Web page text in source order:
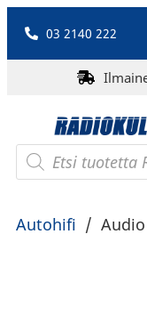
03 2140 222
Autohifi / Audio